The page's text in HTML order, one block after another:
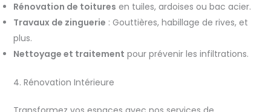
Rénovation de toitures en tuiles, ardoises ou bac acier.
Travaux de zinguerie : Gouttières, habillage de rives, et
plus.
Nettoyage et traitement pour prévenir les infiltrations.
4. Rénovation Intérieure